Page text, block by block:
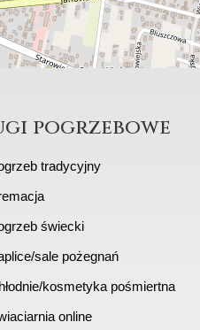
pogrzebowe
tradycyjny
świecki
sale pożegnań
kosmetyka pośmiertna
online